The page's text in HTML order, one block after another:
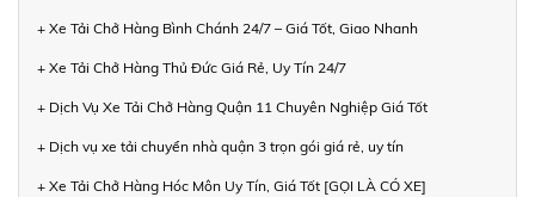
+ Xe Tải Chở Hàng Bình Chánh 24/7 – Giá Tốt, Giao Nhanh
+ Xe Tải Chở Hàng Thủ Đức Giá Rẻ, Uy Tín 24/7
+ Dịch Vụ Xe Tải Chở Hàng Quận 11 Chuyên Nghiệp Giá Tốt
+ Dịch vụ xe tải chuyển nhà quận 3 trọn gói giá rẻ, uy tín
+ Xe Tải Chở Hàng Hóc Môn Uy Tín, Giá Tốt [GỌI LÀ CÓ XE]